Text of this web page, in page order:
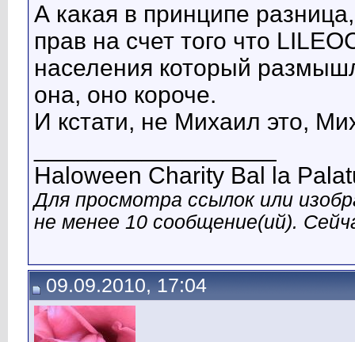
А какая в принципе
прав на счет того что
населения который
она, оно короче.
И кстати, не Михаил это,
Haloween Charity Bal la
Для просмотра ссылок или
не менее 10 сообщение(ий).
09.09.2010, 17:04